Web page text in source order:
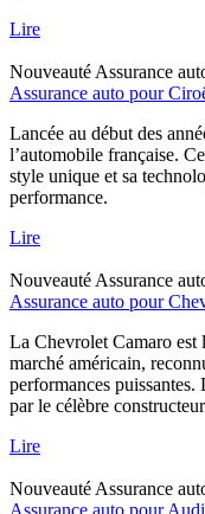
Lire
Nouveauté Assurance
Assurance auto pour
Lancée au début des
l’automobile française.
style unique et sa
performance.
Lire
Nouveauté Assurance
Assurance auto pour
La Chevrolet Camaro est
marché américain,
performances puissantes.
par le célèbre
Lire
Nouveauté Assurance
Assurance auto pour